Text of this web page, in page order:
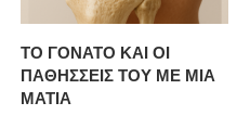
ΤΟ ΓΟΝΑΤΟ ΚΑΙ ΟΙ
ΠΑΘΗΣΣΕΙΣ ΤΟΥ ΜΕ ΜΙΑ
ΜΑΤΙΑ